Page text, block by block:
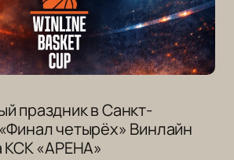
праздник в Санкт-
четырёх» Винлайн
КСК «АРЕНА»